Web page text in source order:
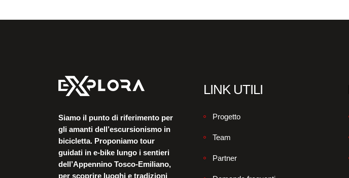
Siamo il punto di riferimento per
gli amanti dell’escursionismo in
bicicletta. Proponiamo tour
guidati in e-bike lungo i sentieri
dell’Appennino Tosco-Emiliano,
per scoprire luoghi e tradizioni
LINK UTILI
Progetto
Team
Partner